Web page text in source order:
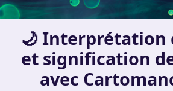
🌙 Interprétation
et signification
avec